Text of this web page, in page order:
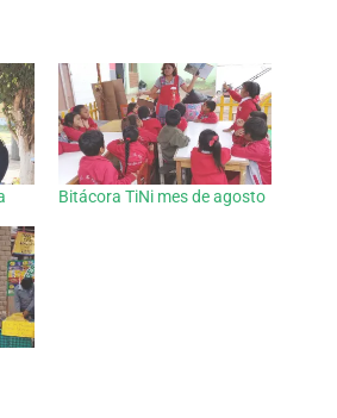
Bitácora TiNi mes de agosto